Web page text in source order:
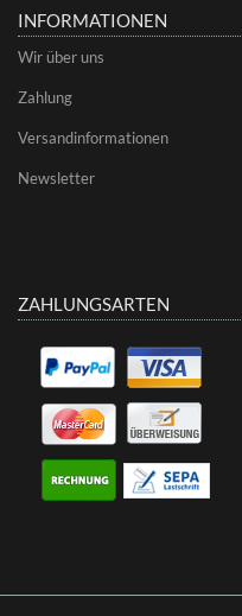
INFORMATIONEN
Wir über uns
Zahlung
Versandinformationen
Newsletter
ZAHLUNGSARTEN